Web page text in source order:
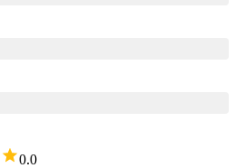
0.0